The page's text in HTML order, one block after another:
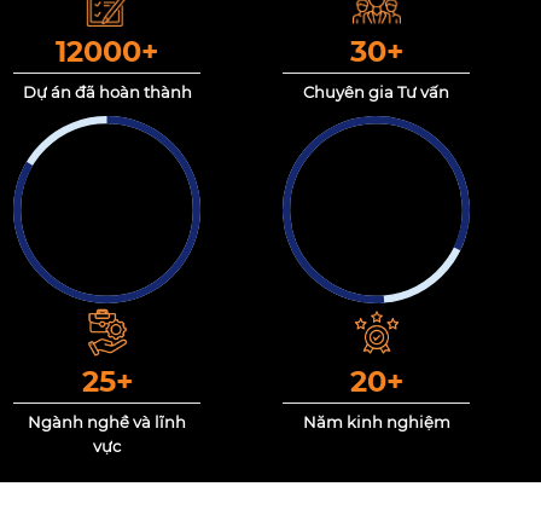
12000+
Dự án đã hoàn thành
30+
Chuyên gia Tư vấn
25+
Ngành nghề và lĩnh
vực
20+
Năm kinh nghiệm